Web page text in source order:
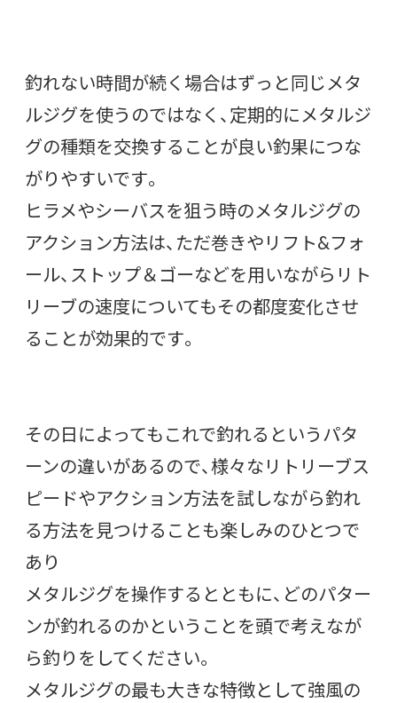
釣れない時間が続く場合はずっと同じメタ
ルジグを使うのではなく、定期的にメタルジ
グの種類を交換することが良い釣果につな
がりやすいです。
ヒラメやシーバスを狙う時のメタルジグの
アクション方法は、ただ巻きやリフト&フォ
ール、ストップ＆ゴーなどを用いながらリト
リーブの速度についてもその都度変化させ
ることが効果的です。
その日によってもこれで釣れるというパタ
ーンの違いがあるので、様々なリトリーブス
ピードやアクション方法を試しながら釣れ
る方法を見つけることも楽しみのひとつで
あり
メタルジグを操作するとともに、どのパター
ンが釣れるのかということを頭で考えなが
ら釣りをしてください。
メタルジグの最も大きな特徴として強風の